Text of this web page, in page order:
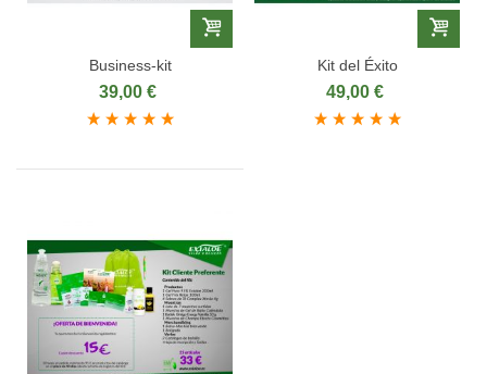
Business‑kit
39,00 €
Kit del Éxito
49,00 €